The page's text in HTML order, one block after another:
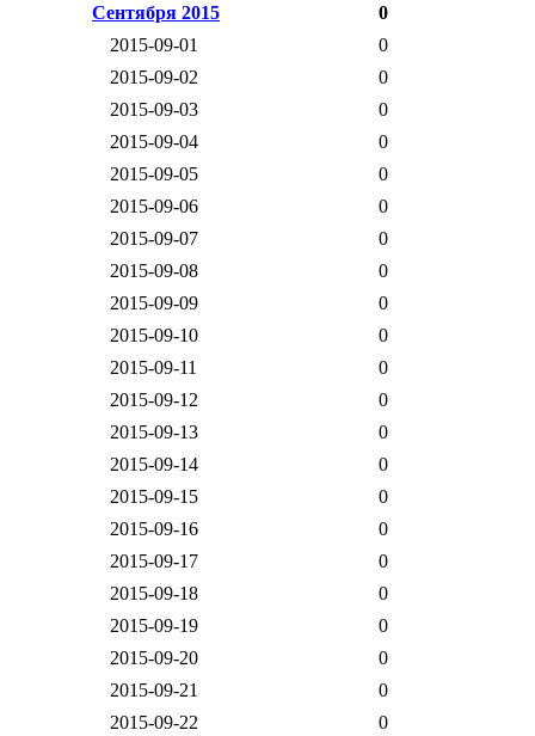
Сентября 2015
0
2015-09-01
0
2015-09-02
0
2015-09-03
0
2015-09-04
0
2015-09-05
0
2015-09-06
0
2015-09-07
0
2015-09-08
0
2015-09-09
0
2015-09-10
0
2015-09-11
0
2015-09-12
0
2015-09-13
0
2015-09-14
0
2015-09-15
0
2015-09-16
0
2015-09-17
0
2015-09-18
0
2015-09-19
0
2015-09-20
0
2015-09-21
0
2015-09-22
0